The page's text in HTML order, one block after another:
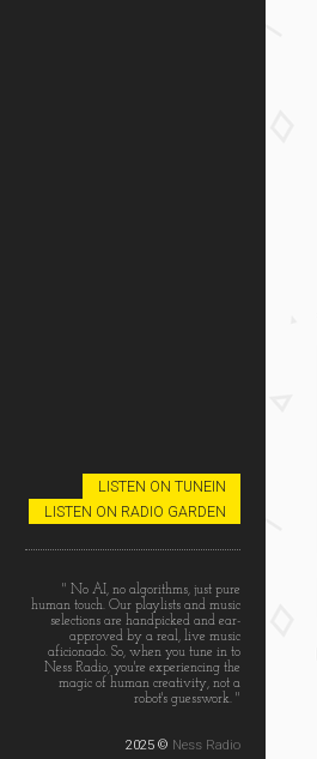
LISTEN ON TUNEIN
LISTEN ON RADIO GARDEN
" No AI, no algorithms, just pure
human touch. Our playlists and music
selections are handpicked and ear-
approved by a real, live music
aficionado. So, when you tune in to
Ness Radio, you're experiencing the
magic of human creativity, not a
robot's guesswork. "
2025 © Ness Radio